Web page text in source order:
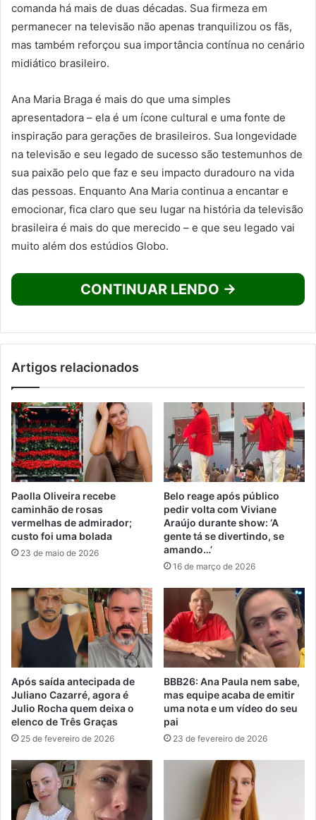
comanda há mais de duas décadas. Sua firmeza em
permanecer na televisão não apenas tranquilizou os fãs,
mas também reforçou sua importância contínua no cenário
midiático brasileiro.
Ana Maria Braga é mais do que uma simples
apresentadora – ela é um ícone cultural e uma fonte de
inspiração para gerações de brasileiros. Sua longevidade
na televisão e seu legado de sucesso são testemunhos de
sua paixão pelo que faz e seu impacto duradouro na vida
das pessoas. Enquanto Ana Maria continua a encantar e
emocionar, fica claro que seu lugar na história da televisão
brasileira é mais do que merecido – e que seu legado vai
muito além dos estúdios Globo.
CONTINUAR LENDO →
Artigos relacionados
Paolla Oliveira recebe
caminhão de rosas
vermelhas de admirador;
custo foi uma bolada
23 de maio de 2026
Belo reage após público
pedir volta com Viviane
Araújo durante show: ‘A
gente tá se divertindo, se
amando…’
16 de março de 2026
Após saída antecipada de
Juliano Cazarré, agora é
Julio Rocha quem deixa o
elenco de Três Graças
25 de fevereiro de 2026
BBB26: Ana Paula nem sabe,
mas equipe acaba de emitir
uma nota e um vídeo do seu
pai
23 de fevereiro de 2026